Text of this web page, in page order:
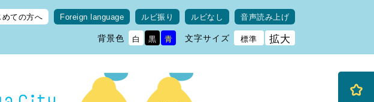
めての方へ Foreign language ルビ振り ルビなし 音声読み上げ
背景色 白 黒 青 文字サイズ 標準 拡大